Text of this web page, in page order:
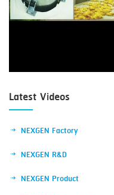
Latest Videos
NEXGEN Factory
NEXGEN R&D
NEXGEN Product